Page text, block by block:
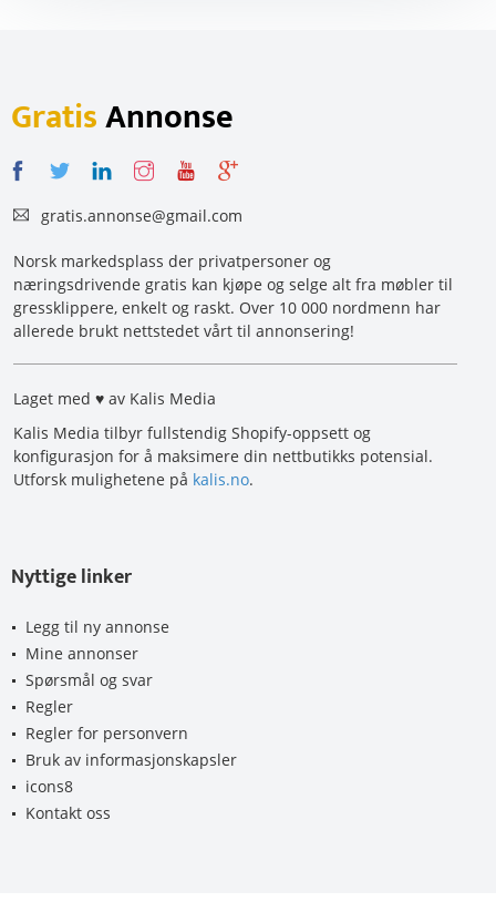
GratisAnnonse
gratis.annonse@gmail.com
Norsk markedsplass der privatpersoner og
næringsdrivende gratis kan kjøpe og selge alt fra møbler til
gressklippere, enkelt og raskt. Over 10 000 nordmenn har
allerede brukt nettstedet vårt til annonsering!
Laget med ♥ av Kalis Media
Kalis Media tilbyr fullstendig Shopify-oppsett og
konfigurasjon for å maksimere din nettbutikks potensial.
Utforsk mulighetene på kalis.no.
Nyttige linker
Legg til ny annonse
Mine annonser
Spørsmål og svar
Regler
Regler for personvern
Bruk av informasjonskapsler
icons8
Kontakt oss